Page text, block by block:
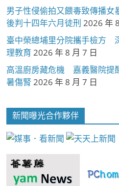
男子性侵偷拍又餵毒致傳播女
後判十四年六月徒刑 2026 年
臺中榮總埔里分院攜手檢方
理教育 2026 年 8 月 7 日
高溫廚房藏危機 嘉義醫院提
暑傷腎 2026 年 8 月 7 日
新聞曝光合作夥伴